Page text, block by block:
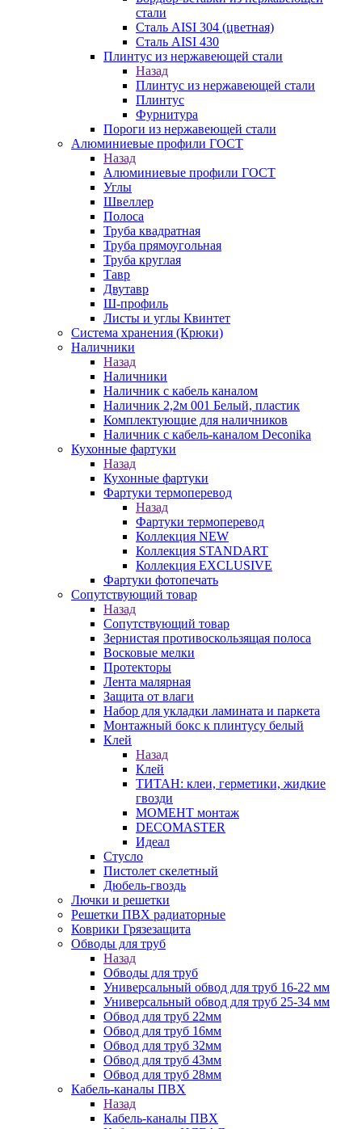
стали
Сталь AISI 304 (цветная)
Сталь AISI 430
Плинтус из нержавеющей стали
Назад
Плинтус из нержавеющей стали
Плинтус
Фурнитура
Пороги из нержавеющей стали
Алюминиевые профили ГОСТ
Назад
Алюминиевые профили ГОСТ
Углы
Швеллер
Полоса
Труба квадратная
Труба прямоугольная
Труба круглая
Тавр
Двутавр
Ш-профиль
Листы и углы Квинтет
Система хранения (Крюки)
Наличники
Назад
Наличники
Наличник с кабель каналом
Наличник 2,2м 001 Белый, пластик
Комплектующие для наличников
Наличник с кабель-каналом Deconika
Кухонные фартуки
Назад
Кухонные фартуки
Фартуки термоперевод
Назад
Фартуки термоперевод
Коллекция NEW
Коллекция STANDART
Коллекция EXCLUSIVE
Фартуки фотопечать
Сопутствующий товар
Назад
Сопутствующий товар
Зернистая противоскользящая полоса
Восковые мелки
Протекторы
Лента малярная
Защита от влаги
Набор для укладки ламината и паркета
Монтажный бокс к плинтусу белый
Клей
Назад
Клей
ТИТАН: клеи, герметики, жидкие
гвозди
МОМЕНТ монтаж
DECOMASTER
Идеал
Стусло
Пистолет скелетный
Дюбель-гвоздь
Лючки и решетки
Решетки ПВХ радиаторные
Коврики Грязезащита
Обводы для труб
Назад
Обводы для труб
Универсальный обвод для труб 16-22 мм
Универсальный обвод для труб 25-34 мм
Обвод для труб 22мм
Обвод для труб 16мм
Обвод для труб 32мм
Обвод для труб 43мм
Обвод для труб 28мм
Кабель-каналы ПВХ
Назад
Кабель-каналы ПВХ